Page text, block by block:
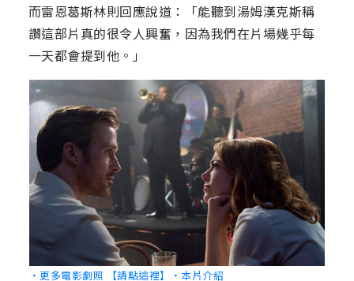
而雷恩葛斯林則回應說道：「能聽到湯姆漢克斯稱
讚這部片真的很令人興奮，因為我們在片場幾乎每
一天都會提到他。」
‧更多電影劇照 【請點這裡】 ‧本片介紹